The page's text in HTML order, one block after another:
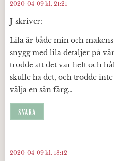
J skriver:
2020-04-09 kl. 21:21
Lila är både min och
snygg med lila detaljer på
trodde att det var helt och
skulle ha det, och trodde
välja en sån färg…
SVARA
2020-04-09 kl. 18:12